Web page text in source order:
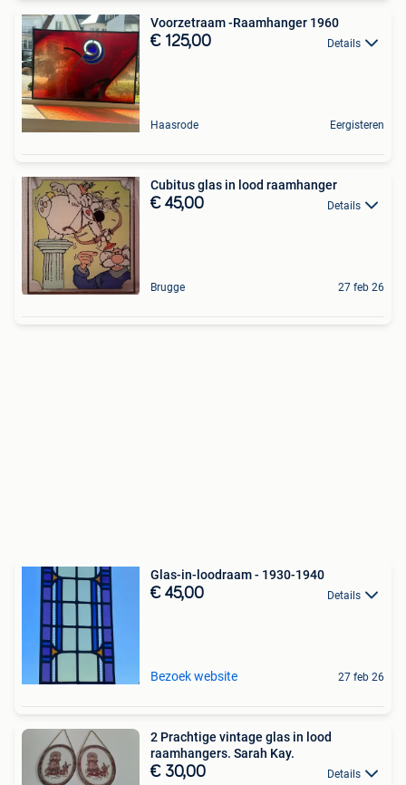
Voorzetraam -Raamhanger 1960
€ 125,00 Details
Haasrode Eergisteren
Cubitus glas in lood raamhanger
€ 45,00 Details
Brugge 27 feb 26
Glas-in-loodraam - 1930-1940
€ 45,00 Details
Bezoek website 27 feb 26
2 Prachtige vintage glas in lood
raamhangers. Sarah Kay.
€ 30,00 Details